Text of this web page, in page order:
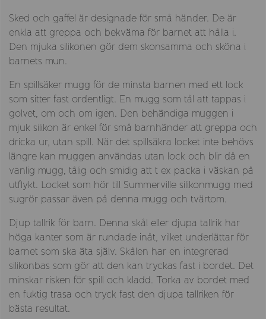
Sked och gaffel är designade för små händer. De är
enkla att greppa och bekväma för barnet att hålla i.
Den mjuka silikonen gör dem skonsamma och sköna i
barnets mun.
En spillsäker mugg för de minsta barnen med ett lock
som sitter fast ordentligt. En mugg som tål att tappas i
golvet, om och om igen. Den behändiga muggen i
mjuk silikon är enkel för små barnhänder att greppa och
dricka ur, utan spill. När det spillsäkra locket inte behövs
längre kan muggen användas utan lock och blir då en
vanlig mugg, tålig och smidig att t ex packa i väskan på
utflykt. Locket som hör till Summerville silikonmugg med
sugrör passar även på denna mugg och tvärtom.
Djup tallrik för barn. Denna skål eller djupa tallrik har
höga kanter som är rundade inåt, vilket underlättar för
barnet som ska äta själv. Skålen har en integrerad
silikonbas som gör att den kan tryckas fast i bordet. Det
minskar risken för spill och kladd. Torka av bordet med
en fuktig trasa och tryck fast den djupa tallriken för
bästa resultat.